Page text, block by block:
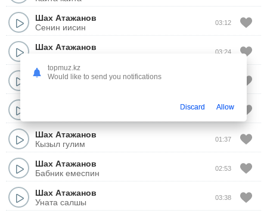
Шах Атажанов
Сенин иисин
03:12
Шах Атажанов
03:24
Шах Атажанов
03:51
Шах Атажанов
Кызыл гулим
01:37
Шах Атажанов
Бабник емеспин
02:53
Шах Атажанов
Уната салшы
03:38
topmuz.kz
Would like to send you notifications
Discard Allow